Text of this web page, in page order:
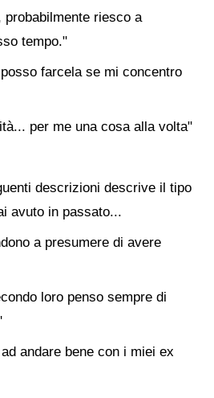
probabilmente riesco a
tempo."
farcela se mi concentro
per me una cosa alla volta"
descrizioni descrive il tipo
avuto in passato...
a presumere di avere
loro penso sempre di
andare bene con i miei ex